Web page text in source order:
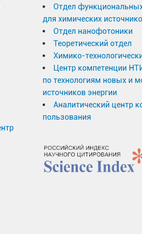
Отдел
для химических
Отдел нанофотоники
Теоретический отдел
Химико-
Центр компетенции
по технологиям новых и
источников энергии
Аналитический центр
пользования